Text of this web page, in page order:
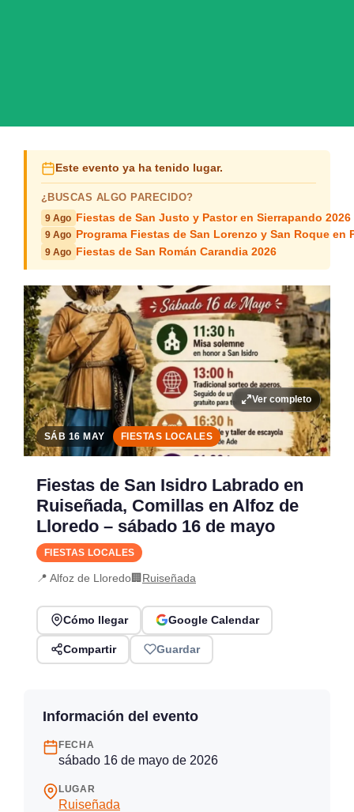
Este evento ya ha tenido lugar.
¿BUSCAS ALGO PARECIDO?
9 Ago Fiestas de San Justo y Pastor en Sierrapando 2026
9 Ago Programa Fiestas de San Lorenzo y San Roque en
9 Ago Fiestas de San Román Carandia 2026
Ver completo
SÁB 16 MAY FIESTAS LOCALES
Fiestas de San Isidro Labrado en
Ruiseñada, Comillas en Alfoz de
Lloredo – sábado 16 de mayo
FIESTAS LOCALES
📍 Alfoz de Lloredo🏢Ruiseñada
Cómo llegar Google Calendar
Compartir Guardar
Información del evento
FECHA
sábado 16 de mayo de 2026
LUGAR
Ruiseñada